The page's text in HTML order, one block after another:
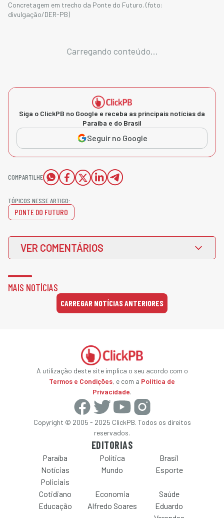
Concretagem em trecho da Ponte do Futuro. (foto:
divulgação/DER-PB)
Carregando conteúdo...
Siga o ClickPB no Google e receba as principais notícias da
Paraíba e do Brasil
Seguir no Google
COMPARTILHE
TÓPICOS NESSE ARTIGO:
PONTE DO FUTURO
VER COMENTÁRIOS
MAIS NOTÍCIAS
CARREGAR NOTÍCIAS ANTERIORES
A utilização deste site implica o seu acordo com o
Termos e Condições, e com a Política de
Privacidade.
Copyright © 2005 - 2025 ClickPB. Todos os direitos
reservados.
EDITORIAS
Paraíba Política
Brasil
Notícias
Policiais
Mundo Esporte
Cotidiano Economia
Saúde
Educação
Alfredo Soares
Eduardo